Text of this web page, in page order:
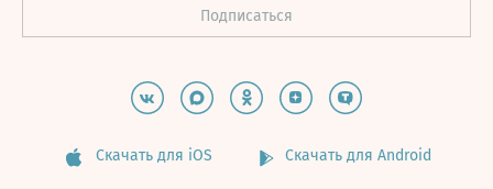
Скачать для iOS Скачать для Android